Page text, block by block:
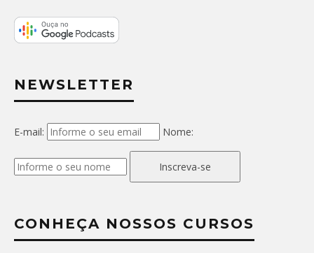
NEWSLETTER
E-mail: Nome:
Inscreva-se
CONHEÇA NOSSOS CURSOS